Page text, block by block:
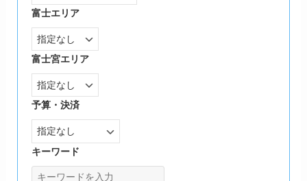
富士エリア
富士宮エリア
予算・決済
キーワード